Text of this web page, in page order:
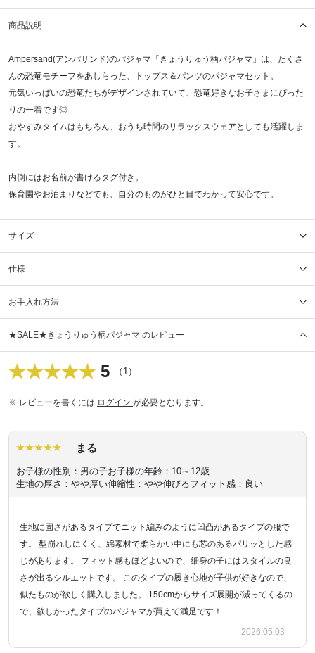
商品説明
Ampersand(アンパサンド)のパジャマ「きょうりゅう柄パジャマ」は、たくさ
んの恐竜モチーフをあしらった、トップス＆パンツのパジャマセット。
元気いっぱいの恐竜たちがデザインされていて、恐竜好きなお子さまにぴった
りの一着です◎
おやすみタイムはもちろん、おうち時間のリラックスウェアとしても活躍しま
す。
内側にはお名前が書けるタグ付き。
保育園やお泊まりなどでも、自分のものがひと目でわかって安心です。
サイズ
仕様
お手入れ方法
★SALE★きょうりゅう柄パジャマ のレビュー
5 （1）
※ レビューを書くには ログイン が必要となります。
まる
お子様の性別：男の子お子様の年齢：10～12歳
生地の厚さ：やや厚い伸縮性：やや伸びるフィット感：良い
生地に固さがあるタイプでニット編みのように凹凸があるタイプの服で
す。 型崩れしにくく、綿素材で柔らかい中にも芯のあるパリッとした感
じがあります。 フィット感もほどよいので、細身の子にはスタイルの良
さが出るシルエットです。 このタイプの履き心地が子供が好きなので、
似たものが欲しく購入しました。 150cmからサイズ展開が減ってくるの
で、欲しかったタイプのパジャマが買えて満足です！
2026.05.03